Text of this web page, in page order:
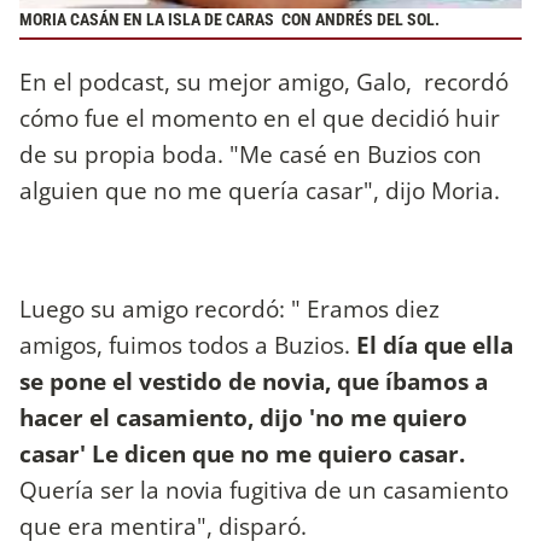
MORIA CASÁN EN LA ISLA DE CARAS CON ANDRÉS DEL SOL.
En el podcast, su mejor amigo, Galo, recordó
cómo fue el momento en el que decidió huir
de su propia boda. "Me casé en Buzios con
alguien que no me quería casar", dijo Moria.
Luego su amigo recordó: " Eramos diez
amigos, fuimos todos a Buzios. El día que ella
se pone el vestido de novia, que íbamos a
hacer el casamiento, dijo 'no me quiero
casar' Le dicen que no me quiero casar.
Quería ser la novia fugitiva de un casamiento
que era mentira", disparó.